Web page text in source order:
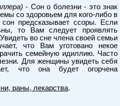
- Сон о болезни - это знак
со здоровьем для кого-либо в
предсказывает ссоры. Если
то Вам следует проявлять
во сне члена своей семьи
что Вам уготовано некое
семейную идиллию. Часто
Для женщины увидеть себя
что она будет огорчена
раны, лекарства.